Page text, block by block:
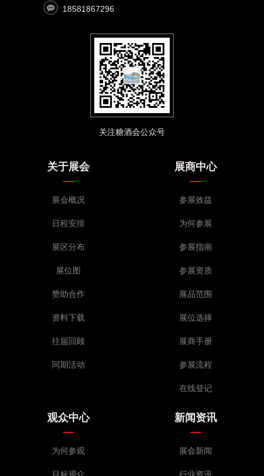
18581867296
关注糖酒会公众号
关于展会
展会概况
日程安排
展区分布
展位图
赞助合作
资料下载
往届回顾
同期活动
展商中心
参展效益
为何参展
参展指南
参展资质
展品范围
展位选择
展商手册
参展流程
在线登记
观众中心
为何参观
新闻资讯
展会新闻